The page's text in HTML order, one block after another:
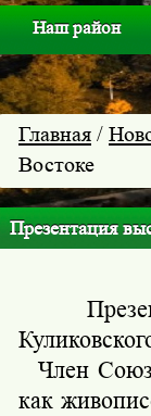
Наш район
Главная /
Востоке
Презентация
Член
как